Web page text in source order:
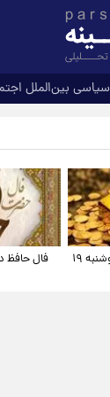
سیاسی بین‌الملل
قیمت طلا و سکه امروز دوشنبه ۱۹